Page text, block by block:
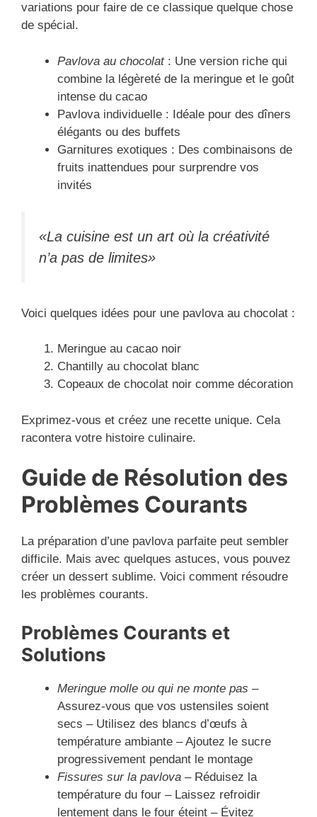
variations pour faire de ce classique quelque chose
de spécial.
Pavlova au chocolat: Une version riche qui
combine la légèreté de la meringue et le goût
intense du cacao
Pavlova individuelle : Idéale pour des dîners
élégants ou des buffets
Garnitures exotiques : Des combinaisons de
fruits inattendues pour surprendre vos
invités
«La cuisine est un art où la créativité
n’a pas de limites»
Voici quelques idées pour une pavlova au chocolat :
Meringue au cacao noir
Chantilly au chocolat blanc
Copeaux de chocolat noir comme décoration
Exprimez-vous et créez une recette unique. Cela
racontera votre histoire culinaire.
Guide de Résolution des
Problèmes Courants
La préparation d’une pavlova parfaite peut sembler
difficile. Mais avec quelques astuces, vous pouvez
créer un dessert sublime. Voici comment résoudre
les problèmes courants.
Problèmes Courants et
Solutions
Meringue molle ou qui ne monte pas –
Assurez-vous que vos ustensiles soient
secs – Utilisez des blancs d’œufs à
température ambiante – Ajoutez le sucre
progressivement pendant le montage
Fissures sur la pavlova – Réduisez la
température du four – Laissez refroidir
lentement dans le four éteint – Évitez